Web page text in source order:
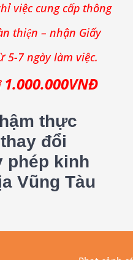
việc cung cấp thông
thiện – nhận Giấy
5-7 ngày làm việc.
1.000.000VNĐ
thực
đổi
phép kinh
Vũng Tàu